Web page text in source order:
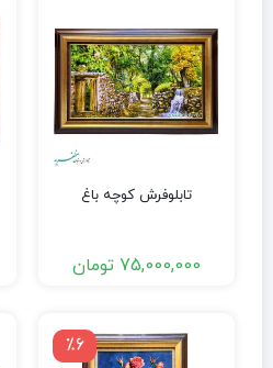
تابلوفرش کوچه باغ
75,000,000 تومان
٪6